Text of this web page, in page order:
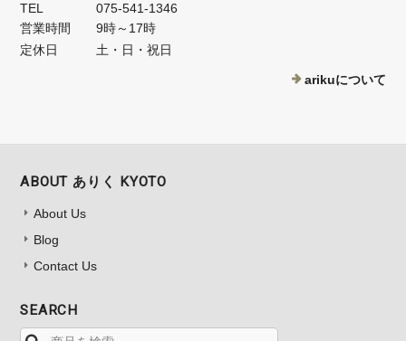
TEL
075-541-1346
営業時間
9時～17時
定休日
土・日・祝日
arikuについて
ABOUT ありく KYOTO
About Us
Blog
Contact Us
SEARCH